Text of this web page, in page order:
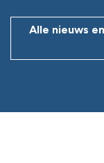
Alle nieuws